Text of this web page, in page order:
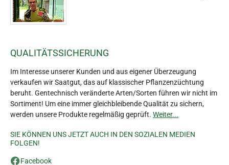
QUALITÄTSSICHERUNG
Im Interesse unserer Kunden und aus eigener Überzeugung
verkaufen wir Saatgut, das auf klassischer Pflanzenzüchtung
beruht. Gentechnisch veränderte Arten/Sorten führen wir nicht im
Sortiment! Um eine immer gleichbleibende Qualität zu sichern,
werden unsere Produkte regelmäßig geprüft. Weiter...
SIE KÖNNEN UNS JETZT AUCH IN DEN SOZIALEN MEDIEN
FOLGEN!
Facebook